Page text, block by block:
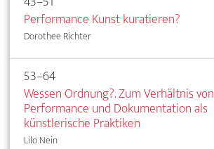
Performance Kunst kuratieren?
Dorothee Richter
53–64
Wessen Ordnung?. Zum Verhältnis von
Performance und Dokumentation als
künstlerische Praktiken
Lilo Nein